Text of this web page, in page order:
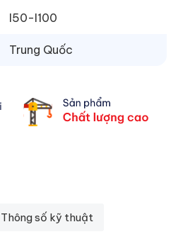
I50-I100
Trung Quốc
Thông số kỹ thuật